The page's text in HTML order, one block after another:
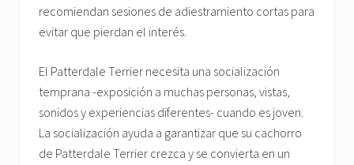
recomiendan sesiones de adiestramiento cortas para
evitar que pierdan el interés.
El Patterdale Terrier necesita una socialización
temprana -exposición a muchas personas, vistas,
sonidos y experiencias diferentes- cuando es joven.
La socialización ayuda a garantizar que su cachorro
de Patterdale Terrier crezca y se convierta en un